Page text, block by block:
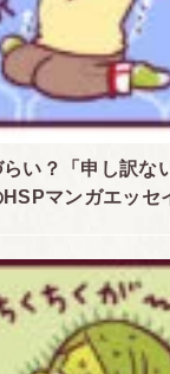
い？「申し訳な
HSPマンガエッ